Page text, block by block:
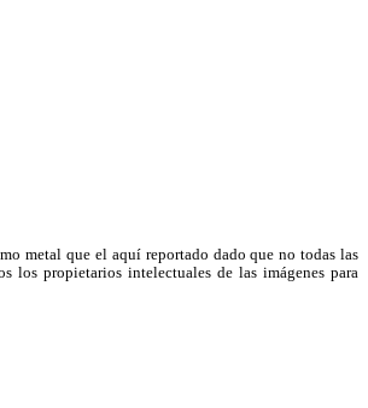
metal que el aquí reportado dado que no todas las
los propietarios intelectuales de las imágenes para